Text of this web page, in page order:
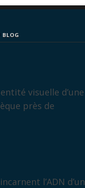
BLOG
visuelle d’une
près de
l’ADN d’un